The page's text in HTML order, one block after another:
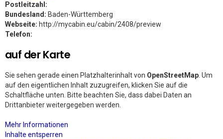
Postleitzahl:
Bundesland: Baden-Württemberg
Webseite: http://mycabin.eu/cabin/2408/preview
Telefon:
auf der Karte
Sie sehen gerade einen Platzhalterinhalt von OpenStreetMap . Um
auf den eigentlichen Inhalt zuzugreifen, klicken Sie auf die
Schaltfläche unten. Bitte beachten Sie, dass dabei Daten an
Drittanbieter weitergegeben werden.
Mehr Informationen
Inhalte entsperren